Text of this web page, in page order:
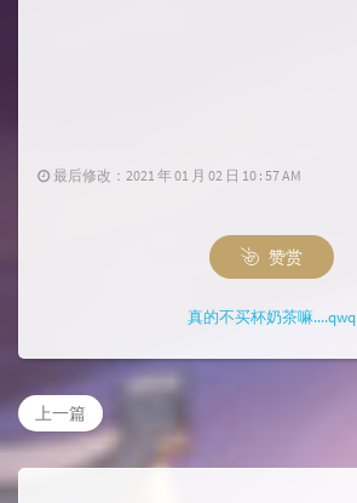
最后修改：2021 年 01 月 02 日 10 : 57 AM
赞赏
真的不买杯奶茶嘛....qwq
上一篇